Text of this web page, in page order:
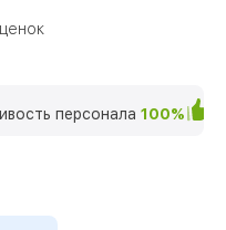
персонала 100%